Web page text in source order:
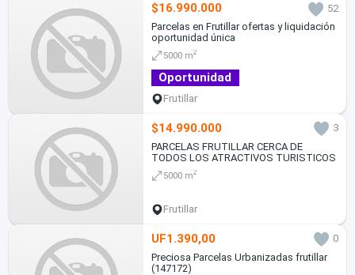
$16.990.000
52
Parcelas en Frutillar ofertas y liquidación
oportunidad única
5000 m2
Oportunidad
Frutillar
$14.990.000
3
PARCELAS FRUTILLAR CERCA DE
TODOS LOS ATRACTIVOS TURISTICOS
5000 m2
Frutillar
UF1.390,00
0
Preciosa Parcelas Urbanizadas frutillar
(147172)